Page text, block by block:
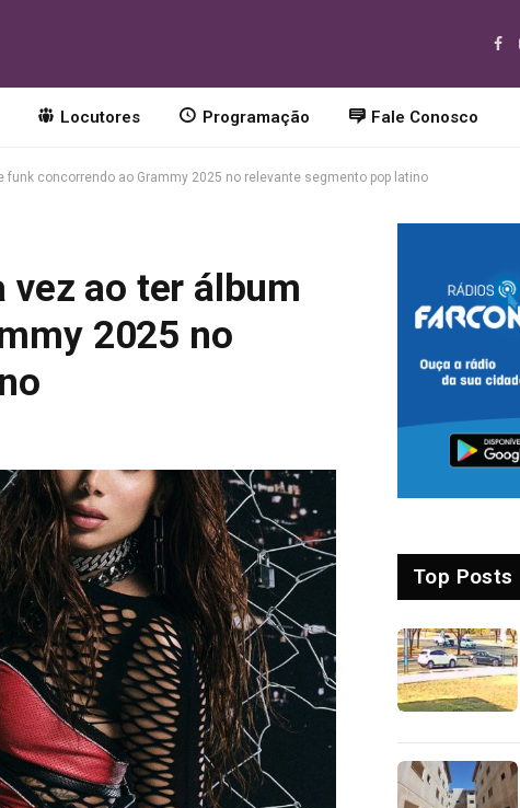
Locutores Programação Fale Conosco
concorrendo ao Grammy 2025 no relevante segmento pop latino
ao ter álbum
2025 no
Top Posts